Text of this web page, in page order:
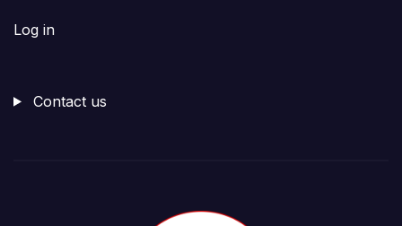
Log in
Contact us